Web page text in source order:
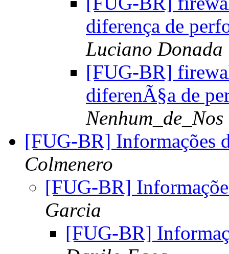
diferença de
Luciano Donada
[FUG-BR]
diferenÃ§a de
Nenhum_de_Nos
[FUG-BR] Informações
Colmenero
[FUG-BR]
Garcia
[FUG-BR]